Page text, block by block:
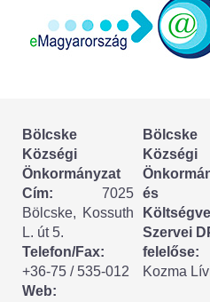
Választási szervek
Választási ügyintézés
2024. évi általános
Bölcske
Községi
Önkormányzat
Cím: 7025
Bölcske, Kossuth
L. út 5.
Telefon/Fax:
+36-75 / 535-012
Web:
Bölcske
Községi
és
Szervei
felelőse:
Kozma